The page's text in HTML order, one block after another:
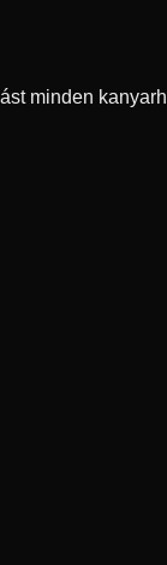
minden